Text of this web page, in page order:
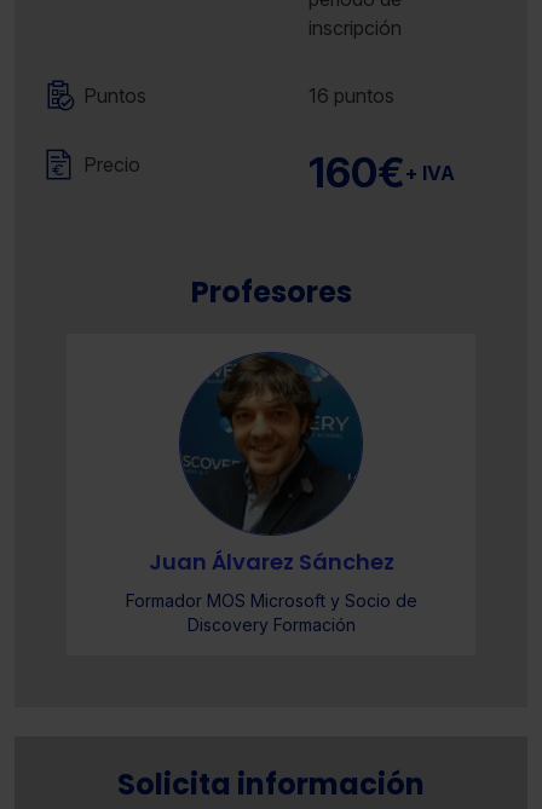
inscripción
Puntos 16 puntos
Precio 160€+ IVA
Profesores
Juan Álvarez Sánchez
Formador MOS Microsoft y Socio de
Discovery Formación
Solicita información